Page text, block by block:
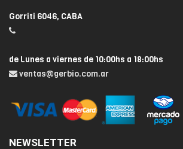
Gorriti 6046, CABA
de Lunes a viernes de 10:00hs a 18:00hs
ventas@gerbio.com.ar
NEWSLETTER